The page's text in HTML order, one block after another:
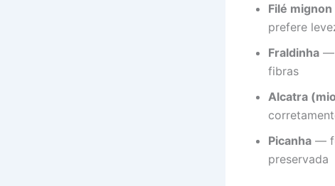
Filé mignon
prefere
Fraldinha —
fibras
Alcatra
Picanha —
preservada